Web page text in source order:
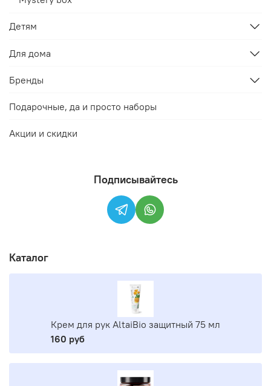
Детям
Для дома
Бренды
Подарочные, да и просто наборы
Акции и скидки
Подписывайтесь
Каталог
Крем для рук AltaiBio защитный 75 мл
160 руб